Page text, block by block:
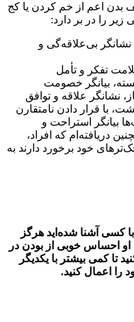
اعم از خم کردن یا کج
را در بر دارد:
بی‌علاقه‌گی و
تفکر و تأمل
بیانگر خصومت
نشانگر علاقه و توافق
با قرار دادن نامتقارن
بیانگر استراحت و
دریافته‌ام که افراد،
خود برخورد دارند به
کسی آشنا شده‌اید هرگز
او احساس خوبی از بودن در
تا کمی بیشتر با یکدیگر
را اعمال کنید.